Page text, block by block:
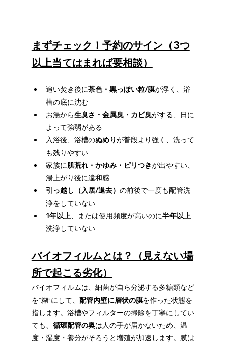
まずチェック！予約のサイン（3つ
以上当てはまれば要相談）
追い焚き後に茶色・黒っぽい粒/膜が浮く、浴
槽の底に沈む
お湯から生臭さ・金属臭・カビ臭がする、日に
よって強弱がある
入浴後、浴槽のぬめりが普段より強く、洗って
も残りやすい
家族に肌荒れ・かゆみ・ピリつきが出やすい、
湯上がり後に違和感
引っ越し（入居/退去） の前後で一度も配管洗
浄をしていない
1年以上、または使用頻度が高いのに半年以上
洗浄していない
バイオフィルムとは？（見えない場
所で起こる劣化）
バイオフィルムは、細菌が自ら分泌する多糖類など
を“糊”にして、 配管内壁に層状の膜を作った状態を
指します。浴槽やフィルターの掃除を丁寧にしてい
ても、 循環配管の奥は人の手が届かないため、温
度・湿度・養分がそろうと増殖が加速します。膜は